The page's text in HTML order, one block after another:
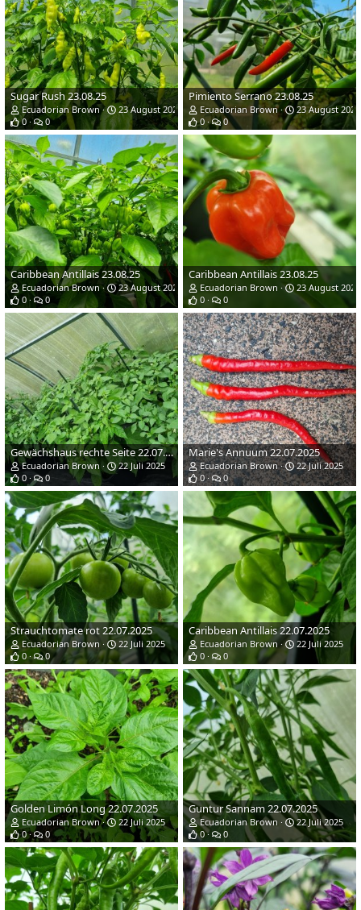
Sugar Rush 23.08.25
Ecuadorian Brown
23 August 2025
0
0
Pimiento Serrano 23.08.25
Ecuadorian Brown
23 August 2025
0
0
Caribbean Antillais 23.08.25
Ecuadorian Brown
23 August 2025
0
0
Caribbean Antillais 23.08.25
Ecuadorian Brown
23 August 2025
0
0
Gewächshaus rechte Seite 22.07.2025
Ecuadorian Brown
22 Juli 2025
0
0
Marie's Annuum 22.07.2025
Ecuadorian Brown
22 Juli 2025
0
0
Strauchtomate rot 22.07.2025
Ecuadorian Brown
22 Juli 2025
0
0
Caribbean Antillais 22.07.2025
Ecuadorian Brown
22 Juli 2025
0
0
Golden Limón Long 22.07.2025
Ecuadorian Brown
22 Juli 2025
0
0
Guntur Sannam 22.07.2025
Ecuadorian Brown
22 Juli 2025
0
0